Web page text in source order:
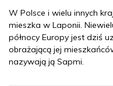
W Polsce i wielu innych
mieszka w Laponii.
północy Europy jest dziś
obrażającą jej
nazywają ją Sapmi.